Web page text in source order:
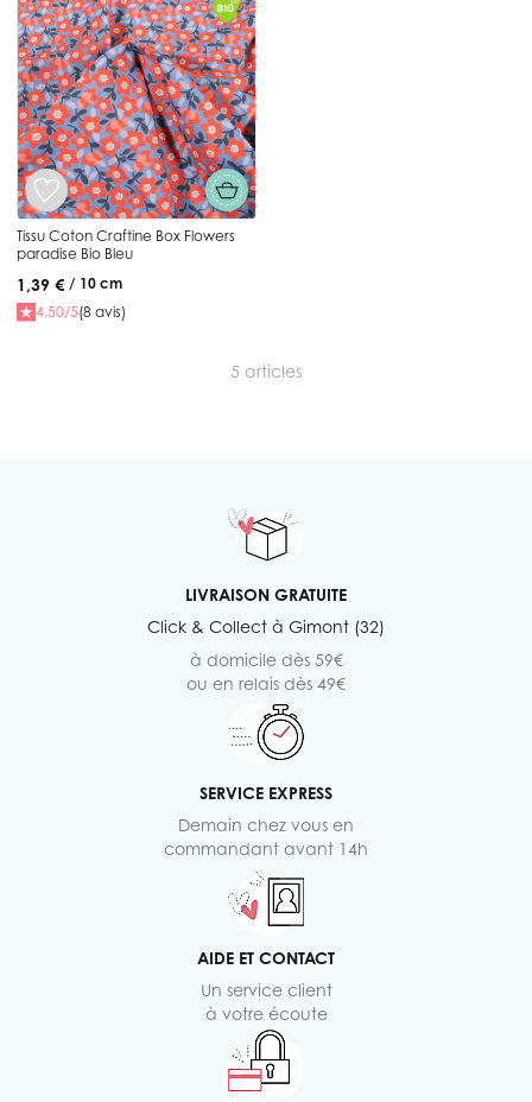
Tissu Coton Craftine Box Flowers
paradise Bio Bleu
1,39 € / 10 cm
4.50/5(8 avis)
5 articles
LIVRAISON GRATUITE
Click & Collect à Gimont (32)
à domicile dès 59€
ou en relais dès 49€
SERVICE EXPRESS
Demain chez vous en
commandant avant 14h
AIDE ET CONTACT
Un service client
à votre écoute